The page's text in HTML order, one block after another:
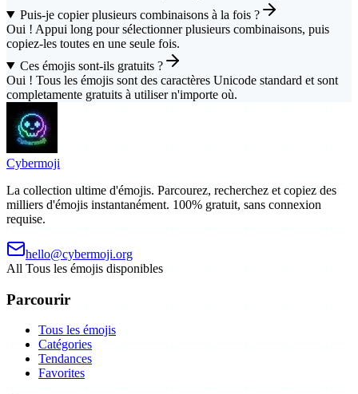
Puis-je copier plusieurs combinaisons à la fois ?
Oui ! Appui long pour sélectionner plusieurs combinaisons, puis
copiez-les toutes en une seule fois.
Ces émojis sont-ils gratuits ?
Oui ! Tous les émojis sont des caractères Unicode standard et sont
completamente gratuits à utiliser n'importe où.
Cybermoji
La collection ultime d'émojis. Parcourez, recherchez et copiez des
milliers d'émojis instantanément. 100% gratuit, sans connexion
requise.
hello@cybermoji.org
All Tous les émojis disponibles
Parcourir
Tous les émojis
Catégories
Tendances
Favorites